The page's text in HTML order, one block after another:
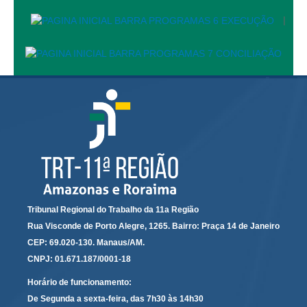
Governança
Gestão Estratégica
Governança das Contratações Obras
Rede de Governança Colaborativa
Laboratório de Inovação
Assessoria de Governança de Gestão de Pessoas
Sites Institucionais
Biblioteca
Educação a distância
|
Tribunal Regional do Trabalho da 11a Região
Rua Visconde de Porto Alegre, 1265. Bairro: Praça 14 de Janeiro
CEP: 69.020-130. Manaus/AM.
CNPJ: 01.671.187/0001-18
Horário de funcionamento:
De Segunda a sexta-feira, das 7h30 às 14h30